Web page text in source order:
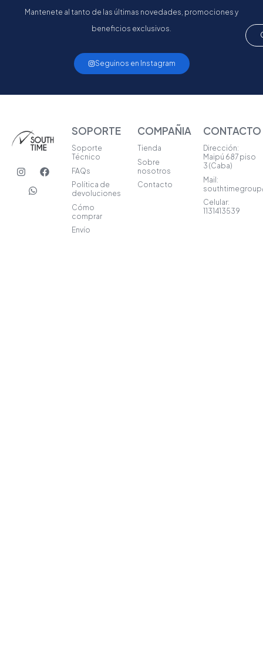
Mantenete al tanto de las últimas novedades, promociones y
beneficios exclusivos.
Seguinos en Instagram
I
n
F
a
W
a
t
SOPORTE
Soporte
Técnico
FAQs
Política de
devoluciones
Cómo
comprar
Envío
COMPAÑIA
Tienda
Sobre
nosotros
Contacto
CONTACTO
Dirección:
Maipú 687 piso
3 (Caba)
Mail:
Celular:
1131413539